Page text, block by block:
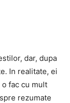
dar, dupa
In realitate, ei
fac cu mult
rezumate